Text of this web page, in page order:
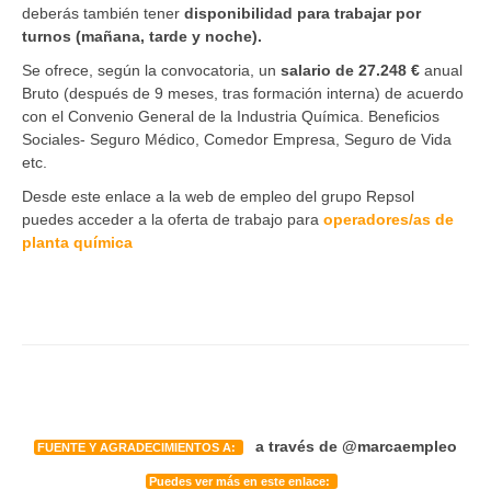
deberás también tener disponibilidad para trabajar por
turnos (mañana, tarde y noche).
Se ofrece, según la convocatoria, un salario de 27.248 € anual
Bruto (después de 9 meses, tras formación interna) de acuerdo
con el Convenio General de la Industria Química. Beneficios
Sociales- Seguro Médico, Comedor Empresa, Seguro de Vida
etc.
Desde este enlace a la web de empleo del grupo Repsol
puedes acceder a la oferta de trabajo para operadores/as de
planta química
FUENTE Y AGRADECIMIENTOS A: a través de @marcaempleo
Puedes ver más en este enlace: